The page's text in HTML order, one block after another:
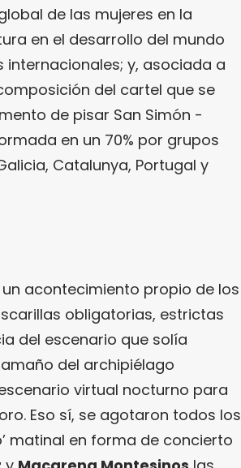
de las mujeres en la
en el desarrollo del mundo
y, asociada a
del cartel que se
de pisar San Simón -
en un 70% por grupos
Catalunya, Portugal y
acontecimiento propio de los
obligatorias, estrictas
del escenario que solía
del archipiélago
virtual nocturno para
Eso sí, se agotaron todos los
matinal en forma de concierto